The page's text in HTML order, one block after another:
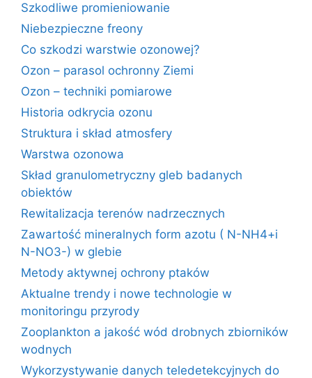
Szkodliwe promieniowanie
Niebezpieczne freony
Co szkodzi warstwie ozonowej?
Ozon – parasol ochronny Ziemi
Ozon – techniki pomiarowe
Historia odkrycia ozonu
Struktura i skład atmosfery
Warstwa ozonowa
Skład granulometryczny gleb badanych
obiektów
Rewitalizacja terenów nadrzecznych
Zawartość mineralnych form azotu ( N-NH4+i
N-NO3-) w glebie
Metody aktywnej ochrony ptaków
Aktualne trendy i nowe technologie w
monitoringu przyrody
Zooplankton a jakość wód drobnych zbiorników
wodnych
Wykorzystywanie danych teledetekcyjnych do